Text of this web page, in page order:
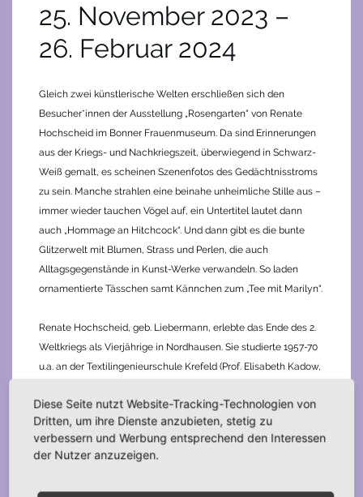
25. November 2023 –
26. Februar 2024
Gleich zwei künstlerische Welten erschließen sich den
Besucher*innen der Ausstellung „Rosengarten“ von Renate
Hochscheid im Bonner Frauenmuseum. Da sind Erinnerungen
aus der Kriegs- und Nachkriegszeit, überwiegend in Schwarz-
Weiß gemalt, es scheinen Szenenfotos des Gedächtnisstroms
zu sein. Manche strahlen eine beinahe unheimliche Stille aus –
immer wieder tauchen Vögel auf, ein Untertitel lautet dann
auch „Hommage an Hitchcock“. Und dann gibt es die bunte
Glitzerwelt mit Blumen, Strass und Perlen, die auch
Alltagsgegenstände in Kunst-Werke verwandeln. So laden
ornamentierte Tässchen samt Kännchen zum „Tee mit Marilyn“.
Renate Hochscheid, geb. Liebermann, erlebte das Ende des 2.
Weltkriegs als Vierjährige in Nordhausen. Sie studierte 1957-70
u.a. an der Textilingenieurschule Krefeld (Prof. Elisabeth Kadow,
Kunstakademie Düsseldorf (Prof. Joseph Beuys, Prof. Erwin
Heerich). Stipendien in Paris 1958. Ausstellungen: Mailänder
Triennale, Kunstpalast Düsseldorf, Westfalenhalle Dortmund.
Sie wurde bekannt durch große Installationen im
Diese Seite nutzt Website-Tracking-Technologien von
Dritten, um ihre Dienste anzubieten, stetig zu
verbessern und Werbung entsprechend den Interessen
der Nutzer anzuzeigen.